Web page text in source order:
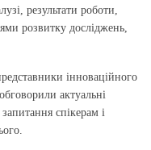
результати роботи,
розвитку досліджень,
інноваційного
актуальні
спікерам і